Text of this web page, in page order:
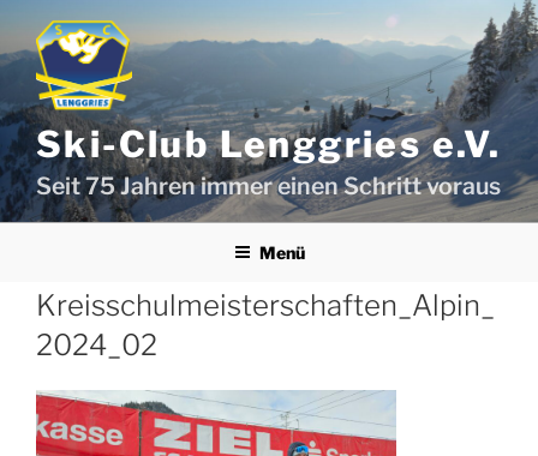
Inhalt
springen
Ski-Club Lenggries e.V.
Seit 75 Jahren immer einen Schritt voraus
Menü
Kreisschulmeisterschaften_Alpin_
2024_02